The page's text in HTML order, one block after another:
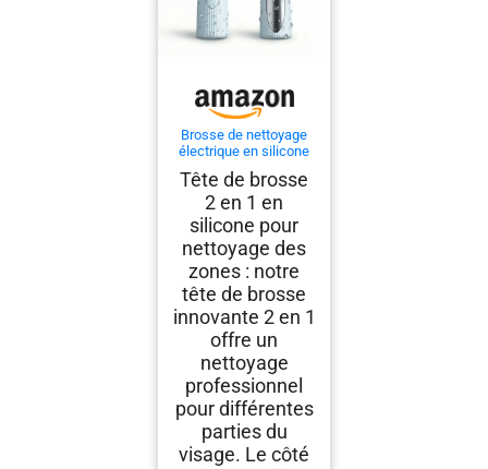
Brosse de nettoyage
électrique en silicone
fonction chauffante à
45 °C et tête de brosse
2 en 1, 3 niveaux
d'intensité, étanche
IPX7, rechargeable via
charge magnétique
pour un
Tête de brosse
2 en 1 en
silicone pour
nettoyage des
zones : notre
tête de brosse
innovante 2 en 1
offre un
nettoyage
professionnel
pour différentes
parties du
visage. Le côté